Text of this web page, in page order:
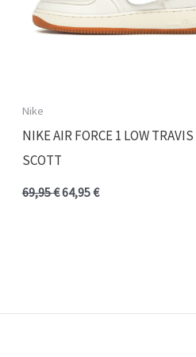
Nike
NIKE AIR FORCE 1 LOW TRAVIS
SCOTT
69,95€64,95€